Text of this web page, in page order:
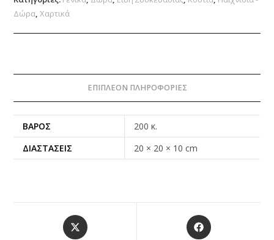
Δώρα,Χαρτικά
ΕΠΙΠΛΈΟΝ ΠΛΗΡΟΦΟΡΊΕΣ
ΒΆΡΟΣ
200 κ.
ΔΙΑΣΤΆΣΕΙΣ
20 × 20 × 10 cm